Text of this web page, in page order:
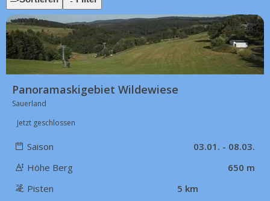
26 km
Panoramaskigebiet Wildewiese
Sauerland
Jetzt geschlossen
Saison
03.01. - 08.03.
Höhe Berg
650 m
Pisten
5 km